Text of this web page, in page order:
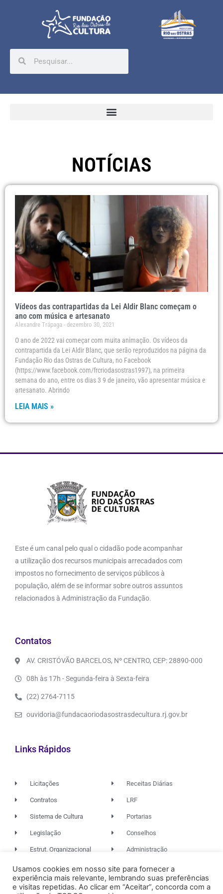
NOTÍCIAS
Vídeos das contrapartidas da Lei Aldir Blanc começam o
ano com música e artesanato
Alexandre Trápaga dezembro 30, 2021
O ano de 2022 vai começar com muita animação. Os vídeos da
contrapartida da Lei Aldir Blanc, que serão reproduzidos na página da
Fundação Rio das Ostras de Cultura, no Facebook
(https://www.facebook.com/frcriodasostras1997), na primeira
semana do ano, entre os dias 3 9 de janeiro, vão apresentar música e
artesanato. Abrindo
LEIA MAIS »
Este é um canal pelo qual o cidadão pode acompanhar
a utilização dos recursos municipais arrecadados com
impostos no fornecimento de serviços públicos à
população, além de se informar sobre outros assuntos
relacionados à Administração da Fundação.
Contatos
AV. CRISTÓVÃO BARCELOS, Nº CENTRO, CEP: 28890-000
08h às 17h - Segunda-feira à Sexta-feira
(22) 2764-7115
ouvidoria@fundacaoriodasostrasdecultura.rj.gov.br
Links Rápidos
Licitações
Contratos
Sistema de Cultura
Legislação
Estrut. Organizacional
Receitas Diárias
LRF
Portarias
Conselhos
Administração
© 2026. TODOS OS DIREITOS RESERVADOS.
Usamos cookies em nosso site para fornecer a
experiência mais relevante, lembrando suas preferências
e visitas repetidas. Ao clicar em “Aceitar”, concorda com a